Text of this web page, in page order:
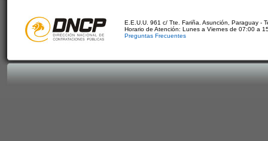
E.E.U.U. 961 c/ Tte. Fariña. Asunción, Paraguay -
Horario de Atención: Lunes a Viernes de 07:00 a
Preguntas Frecuentes